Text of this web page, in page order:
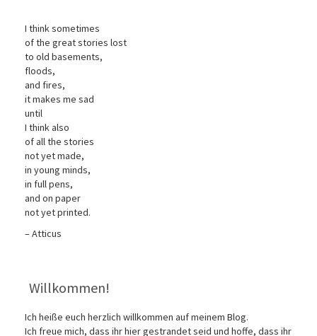
I think sometimes
of the great stories lost
to old basements,
floods,
and fires,
it makes me sad
until
I think also
of all the stories
not yet made,
in young minds,
in full pens,
and on paper
not yet printed.
– Atticus
Willkommen!
Ich heiße euch herzlich willkommen auf meinem Blog.
Ich freue mich, dass ihr hier gestrandet seid und hoffe, dass ihr